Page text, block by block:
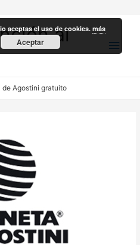
al
de Agostini gratuito
aceptas el uso de cookies.más
Aceptar